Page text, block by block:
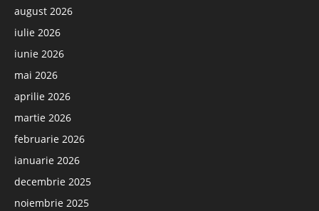
august 2026
iulie 2026
iunie 2026
mai 2026
aprilie 2026
martie 2026
februarie 2026
ianuarie 2026
decembrie 2025
noiembrie 2025